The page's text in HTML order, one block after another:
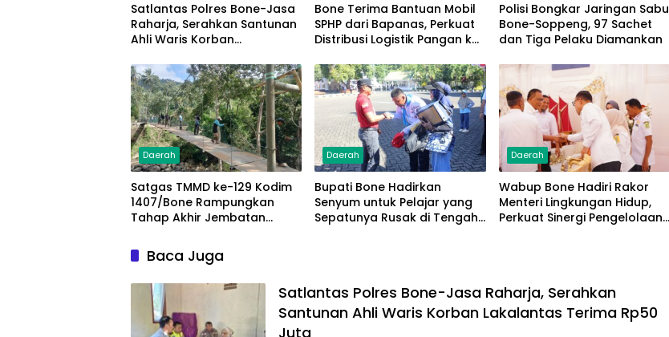
Satlantas Polres Bone-Jasa
Raharja, Serahkan Santunan
Ahli Waris Korban
Juta
Bone Terima Bantuan Mobil
SPHP dari Bapanas, Perkuat
Distribusi Logistik Pangan ke
Polisi Bongkar Jaringan Sabu
Bone-Soppeng, 97 Sachet
dan Tiga Pelaku Diamankan
Daerah
Satgas TMMD ke-129 Kodim
1407/Bone Rampungkan
Tahap Akhir Jembatan
Pengaman Mulai Terpasang
Daerah
Bupati Bone Hadirkan
Senyum untuk Pelajar yang
Sepatunya Rusak di Tengah
Daerah
Wabup Bone Hadiri Rakor
Menteri Lingkungan Hidup,
Perkuat Sinergi Pengelolaan
Baca Juga
Satlantas Polres Bone-Jasa Raharja, Serahkan
Santunan Ahli Waris Korban Lakalantas Terima Rp50
Juta